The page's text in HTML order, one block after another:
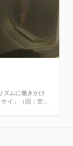
ズムに働きかけ
イ」（旧：空...